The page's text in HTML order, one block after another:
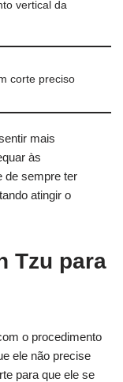
vertical da
corte preciso
mais
às
de sempre ter
atingir o
Tzu para
o procedimento
ele não precise
para que ele se